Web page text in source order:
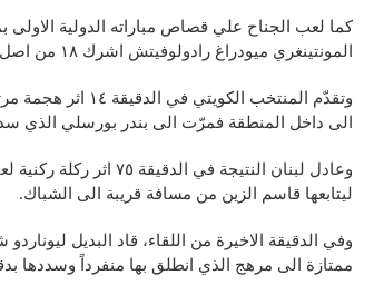
كما لعب الجناح علي قصاص مباراته الدولية الاولى
المونتينغري ميودراغ رادولوفيتش اشرك ١٨ من اصل ٢٣ لاعباً في مباراة اليوم.
وتقدّم المنتخب
الى داخل المنطقة فمرّت الى بندر بورسلي الذي
وعادل لبنان النتيجة في
ليتابعها قاسم الزين من مسافة قريبة الى الشباك.
وفي الدقيقة الاخيرة من اللقاء، قاد البديل
ممتازة الى مرهج الذي انطلق بها منفرداً وسددها